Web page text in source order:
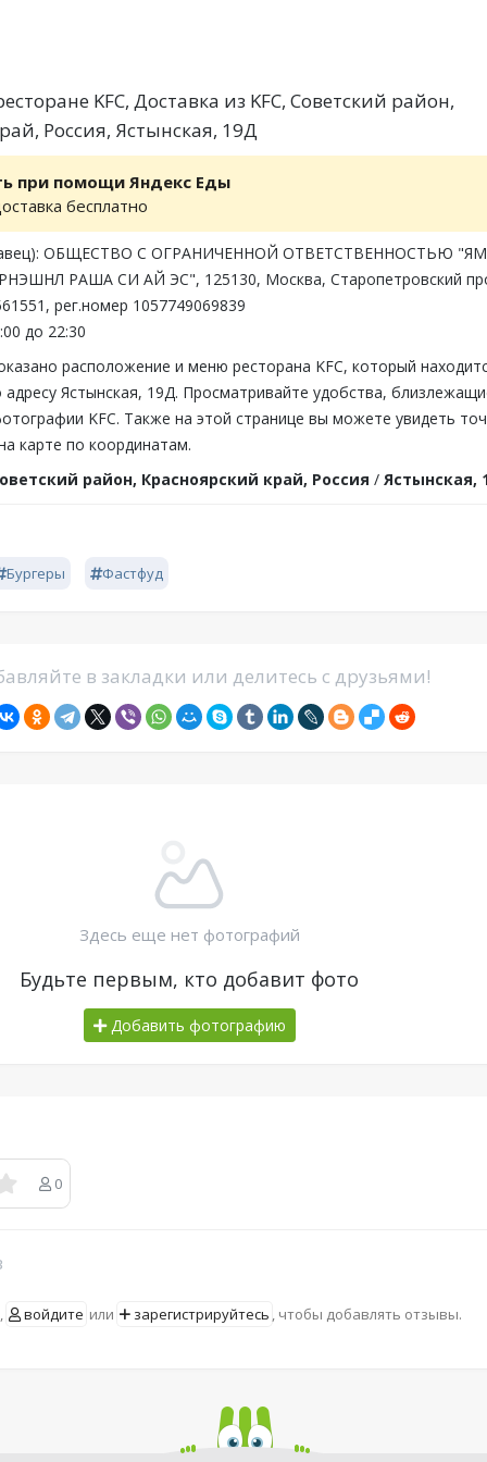
KFC, Доставка из KFC, Советский район,
Россия, Ястынская, 19Д
при помощи Яндекс Еды
бесплатно
ОБЩЕСТВО С ОГРАНИЧЕННОЙ ОТВЕТСТВЕННОСТЬЮ
РАША СИ АЙ ЭС", 125130, Москва, Старопетровский
рег.номер 1057749069839
до 22:30
расположение и меню ресторана KFC, который
адресу Ястынская, 19Д. Просматривайте удобства,
KFC. Также на этой странице вы можете увидеть
карте по координатам.
район, Красноярский край, Россия / Ястынская,
Бургеры Фастфуд
в закладки или делитесь с друзьями!
Здесь еще нет фотографий
Будьте первым, кто добавит фото
Добавить фотографию
0
войдите или зарегистрируйтесь , чтобы добавлять отзывы.